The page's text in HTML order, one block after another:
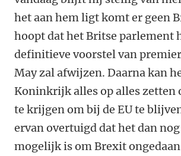
het aan hem ligt komt er geen
hoopt dat het Britse parlement
definitieve voorstel van
May zal afwijzen. Daarna kan
Koninkrijk alles op alles zetten
te krijgen om bij de EU te
ervan overtuigd dat het dan
mogelijk is om Brexit